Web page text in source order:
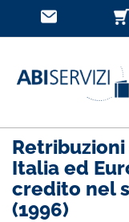
Italia ed
credito nel
(1996)